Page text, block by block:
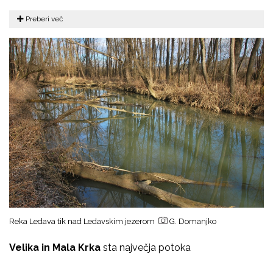
Preberi več
Reka Ledava tik nad Ledavskim jezerom G. Domanjko
Velika in Mala Krka sta največja potoka